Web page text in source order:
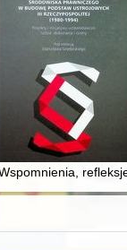
commercia
zapomniany